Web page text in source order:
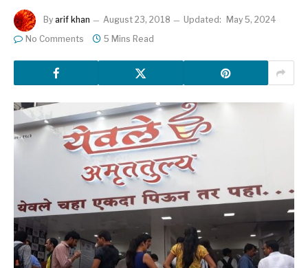
By arif khan August 23, 2018 Updated:
May 5, 2024
No Comments
5 Mins Read